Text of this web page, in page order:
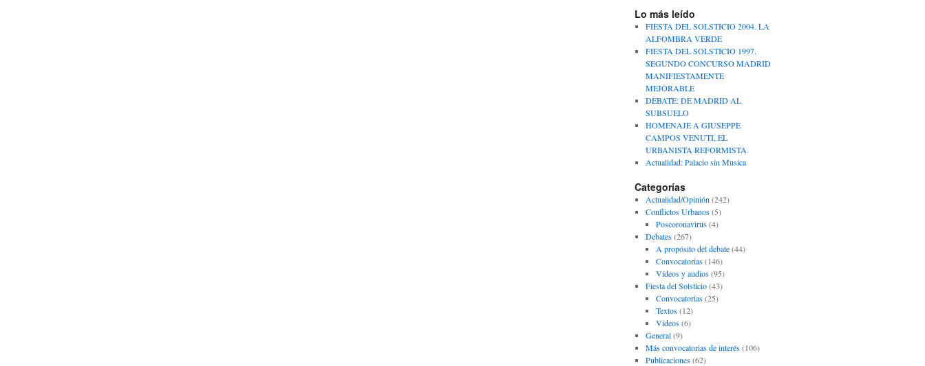
Lo más leído
FIESTA DEL SOLSTICIO 2004. LA
ALFOMBRA VERDE
FIESTA DEL SOLSTICIO 1997.
SEGUNDO CONCURSO MADRID
MANIFIESTAMENTE
MEJORABLE
DEBATE: DE MADRID AL
SUBSUELO
HOMENAJE A GIUSEPPE
CAMPOS VENUTI, EL
URBANISTA REFORMISTA
Actualidad: Palacio sin Musica
Categorías
Actualidad/Opinión (242)
Conflictos Urbanos(5)
Poscoronavirus(4)
Debates(267)
A propósito del debate(44)
Convocatorias(146)
Vídeos y audios(95)
Fiesta del Solsticio(43)
Convocatorias(25)
Textos(12)
Vídeos(6)
General(9)
Más convocatorias de interés(106)
Publicaciones(62)